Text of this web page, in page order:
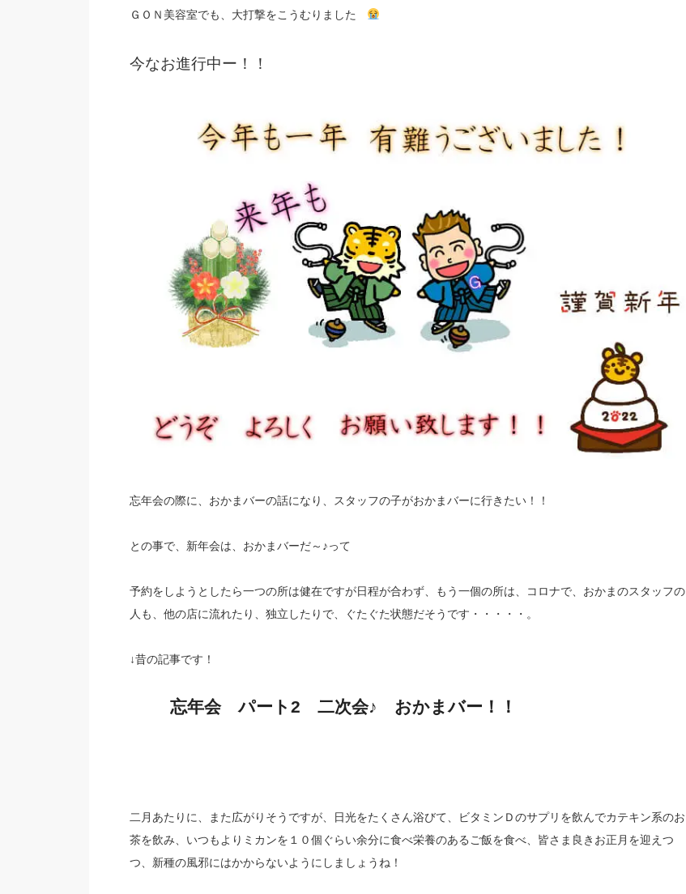
ＧＯＮ美容室でも、大打撃をこうむりました
今なお進行中ー！！
忘年会の際に、おかまバーの話になり、スタッフの子がおかまバーに行きたい！！
との事で、新年会は、おかまバーだ～♪って
予約をしようとしたら一つの所は健在ですが日程が合わず、もう一個の所は、コロナで、おかまのスタッフの
人も、他の店に流れたり、独立したりで、ぐたぐた状態だそうです・・・・・。
↓昔の記事です！
忘年会 パート2 二次会♪ おかまバー！！
二月あたりに、また広がりそうですが、日光をたくさん浴びて、ビタミンＤのサプリを飲んでカテキン系のお
茶を飲み、いつもよりミカンを１０個ぐらい余分に食べ栄養のあるご飯を食べ、皆さま良きお正月を迎えつ
つ、新種の風邪にはかからないようにしましょうね！